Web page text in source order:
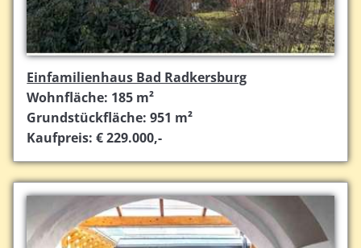
Einfamilienhaus Bad Radkersburg
Wohnfläche: 185 m²
Grundstückfläche: 951 m²
Kaufpreis: € 229.000,-